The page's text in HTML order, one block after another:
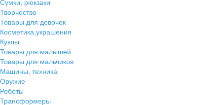
Сумки, рюкзаки
Творчество
Товары для девочек
Косметика,украшения
Куклы
Товары для малышей
Товары для мальчиков
Машины, техника
Оружие
Роботы
Трансформеры